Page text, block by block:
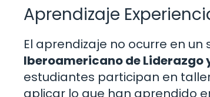
Aprendizaje
El aprendizaje no ocurre en
Iberoamericano de Liderazgo
estudiantes participan en
aplicar lo que han aprendido